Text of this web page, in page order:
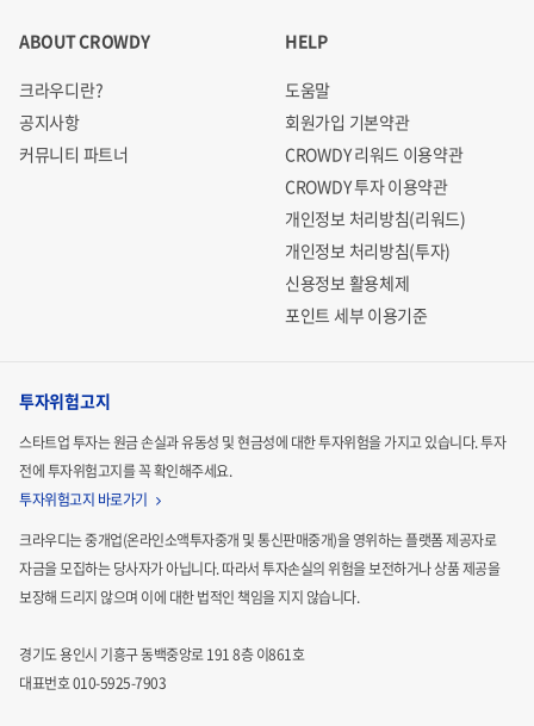
ABOUT CROWDY
크라우디란?
공지사항
커뮤니티 파트너
HELP
도움말
회원가입 기본약관
CROWDY 리워드 이용약관
CROWDY 투자 이용약관
개인정보 처리방침(리워드)
개인정보 처리방침(투자)
신용정보 활용체제
포인트 세부 이용기준
투자위험고지
스타트업 투자는 원금 손실과 유동성 및 현금성에 대한 투자위험을 가지고 있습니다.투자
전에 투자위험고지를 꼭 확인해주세요.
투자위험고지 바로가기
크라우디는 중개업(온라인소액투자중개 및 통신판매중개)을 영위하는 플랫폼 제공자로
자금을 모집하는당사자가 아닙니다. 따라서 투자손실의 위험을 보전하거나 상품 제공을
보장해 드리지 않으며 이에 대한 법적인 책임을 지지 않습니다.
경기도 용인시 기흥구 동백중앙로 191 8층 이861호
대표번호 010-5925-7903